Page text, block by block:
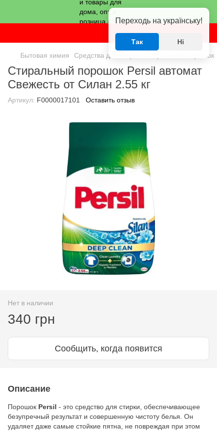
Бытовая химия Средства для стирки Стиральный порошок
Стиральный порошок Persil автомат
Свежесть от Силан 2.55 кг
Артикул: F0000017101 Оставить отзыв
Нет в наличии
340 грн
Сообщить, когда появится
Описание
Порошок Persil - это средство для стирки, обеспечивающее
безупречный результат и совершенную чистоту белья. Он
удаляет даже самые стойкие пятна, не повреждая при этом
Переходь на українську!
Так Ні